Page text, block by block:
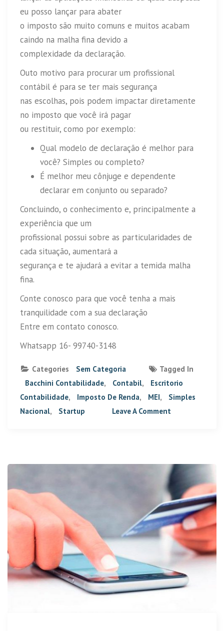
eu posso lançar para abater
o imposto são muito comuns e muitos acabam
caindo na malha fina devido a
complexidade da declaração.
Outo motivo para procurar um profissional
contábil é para se ter mais segurança
nas escolhas, pois podem impactar diretamente
no imposto que você irá pagar
ou restituir, como por exemplo:
Qual modelo de declaração é melhor para
você? Simples ou completo?
É melhor meu cônjuge e dependente
declarar em conjunto ou separado?
Concluindo, o conhecimento e, principalmente a
experiência que um
profissional possui sobre as particularidades de
cada situação, aumentará a
segurança e te ajudará a evitar a temida malha
fina.
Conte conosco para que você tenha a mais
tranquilidade com a sua declaração
Entre em contato conosco.
Whatsapp 16- 99740-3148
Categories Sem Categoria
Tagged In
Bacchini Contabilidade, Contabil,
Escritorio
Contabilidade, Imposto De Renda, MEI,
Simples
Nacional, Startup Leave A Comment